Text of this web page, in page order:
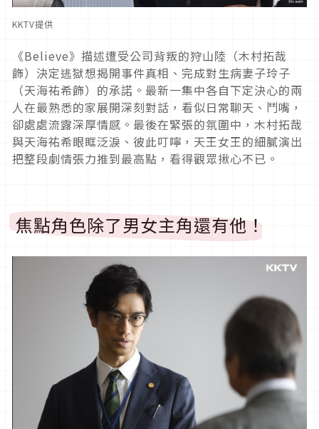
KKTV提供
《Believe》描述遭受公司背叛的狩山陸（木村拓哉
飾） 決定逃獄想揭開事件真相、完成對生病妻子玲子
（天海祐希飾） 的承諾。 最新一集中各自下定決心的兩
人在最熟悉的家展開深刻對話， 看似日常聊天、鬥嘴，
卻處處流露深厚情感。最後在緊張的氛圍中， 木村拓哉
與天海祐希眼眶泛淚、彼此叮嚀， 天王女王的細膩演出
把整段劇情張力推到最高點， 看得觀眾揪心不已。
焦點角色除了男女主角還有他！